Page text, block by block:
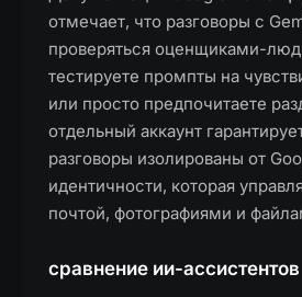
отмечает, что разговоры с
проверяться оценщиками-
тестируете промпты на
или просто предпочитаете
отдельный аккаунт
разговоры изолированы от
идентичности, которая
почтой, фотографиями и
сравнение ии-ассистентов